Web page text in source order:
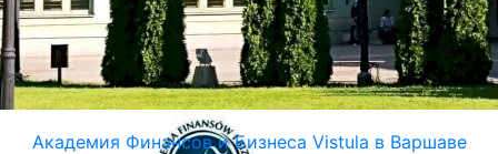
Академия Финансов и Бизнеса Vistula в Варшаве